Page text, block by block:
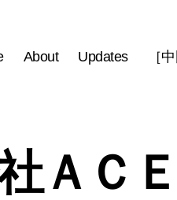
About Updates ［
ＡＣＥ